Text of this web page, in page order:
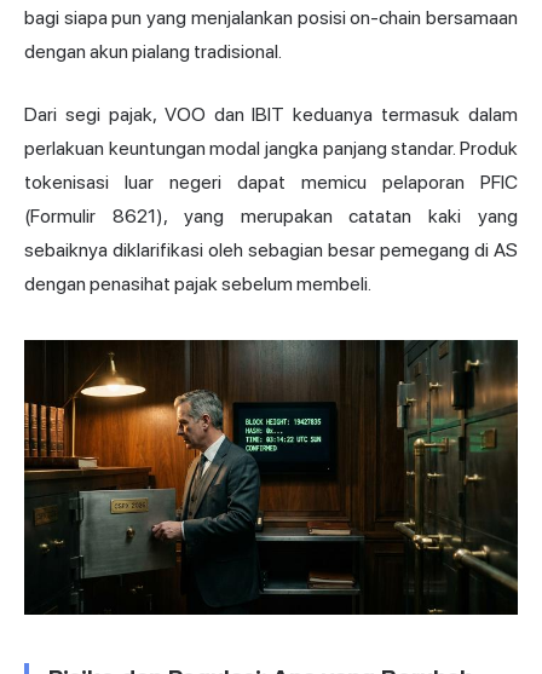
bagi siapa pun yang menjalankan posisi on-chain bersamaan
dengan akun pialang tradisional.
Dari segi pajak, VOO dan IBIT keduanya termasuk dalam
perlakuan keuntungan modal jangka panjang standar. Produk
tokenisasi luar negeri dapat memicu pelaporan PFIC
(Formulir 8621), yang merupakan catatan kaki yang
sebaiknya diklarifikasi oleh sebagian besar pemegang di AS
dengan penasihat pajak sebelum membeli.